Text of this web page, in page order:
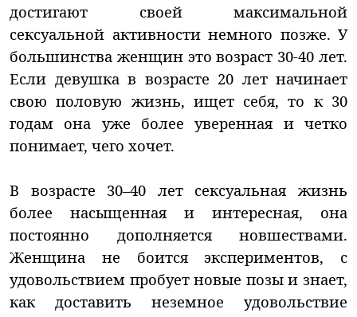
достигают своей максимальной
сексуальной активности немного позже. У
большинства женщин это возраст 30-40 лет.
Если девушка в возрасте 20 лет начинает
свою половую жизнь, ищет себя, то к 30
годам она уже более уверенная и четко
понимает, чего хочет.
В возрасте 30–40 лет сексуальная жизнь
более насыщенная и интересная, она
постоянно дополняется новшествами.
Женщина не боится экспериментов, с
удовольствием пробует новые позы и знает,
как доставить неземное удовольствие